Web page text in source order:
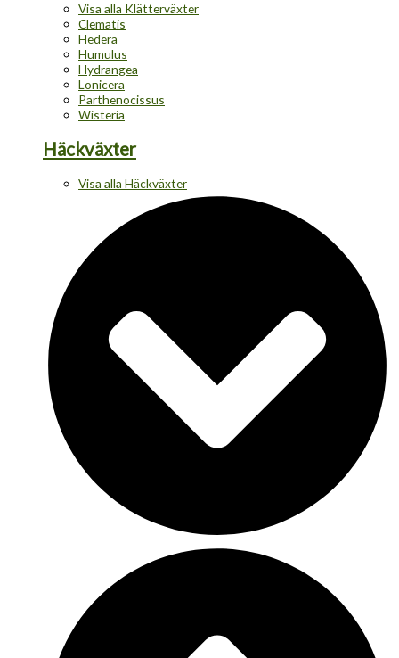
Visa alla Klätterväxter
Clematis
Hedera
Humulus
Hydrangea
Lonicera
Parthenocissus
Wisteria
Häckväxter
Visa alla Häckväxter